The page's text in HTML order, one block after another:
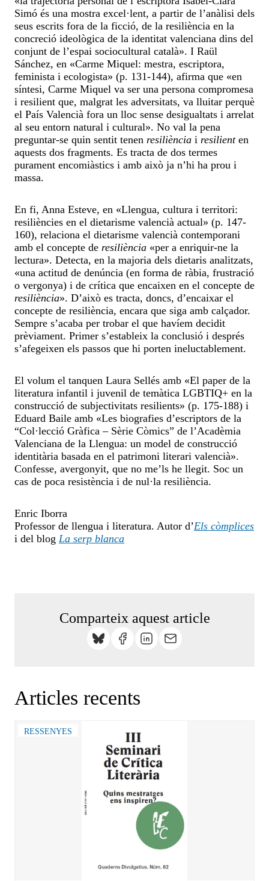
Simó és una mostra excel·lent, a partir de l’anàlisi dels
seus escrits fora de la ficció, de la resiliència en la
concreció ideològica de la identitat valenciana dins del
conjunt de l’espai sociocultural català». I Raül
Sánchez, en «Carme Miquel: mestra, escriptora,
feminista i ecologista» (p. 131-144), afirma que «en
síntesi, Carme Miquel va ser una persona compromesa
i resilient que, malgrat les adversitats, va lluitar perquè
el País Valencià fora un lloc sense desigualtats i arrelat
al seu entorn natural i cultural». No val la pena
preguntar-se quin sentit tenen resiliència i resilienten
aquests dos fragments. Es tracta de dos termes
purament encomiàstics i amb això ja n’hi ha prou i
massa.
En fi, Anna Esteve, en «Llengua, cultura i territori:
resiliències en el dietarisme valencià actual» (p. 147-
160), relaciona el dietarisme valencià contemporani
amb el concepte de resiliència «per a enriquir-ne la
lectura». Detecta, en la majoria dels dietaris analitzats,
«una actitud de denúncia (en forma de ràbia, frustració
o vergonya) i de crítica que encaixen en el concepte de
resiliència». D’això es tracta, doncs, d’encaixar el
concepte de resiliència, encara que siga amb calçador.
Sempre s’acaba per trobar el que havíem decidit
prèviament. Primer s’estableix la conclusió i després
s’afegeixen els passos que hi porten ineluctablement.
El volum el tanquen Laura Sellés amb «El paper de la
literatura infantil i juvenil de temàtica LGBTIQ+ en la
construcció de subjectivitats resilients» (p. 175-188) i
Eduard Baile amb «Les biografies d’escriptors de la
“Col·lecció Gràfica – Sèrie Còmics” de l’Acadèmia
Valenciana de la Llengua: un model de construcció
identitària basada en el patrimoni literari valencià».
Confesse, avergonyit, que no me’ls he llegit. Soc un
cas de poca resistència i de nul·la resiliència.
Enric Iborra
Professor de llengua i literatura. Autor d’Els còmplices
i del blog La serp blanca
Comparteix aquest article
Articles recents
RESSENYES